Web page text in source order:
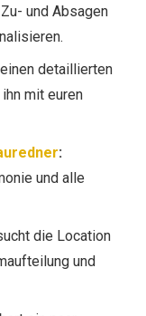
und Absagen
detaillierten
mit euren
:
und alle
die Location
und